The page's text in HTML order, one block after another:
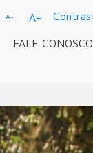
FALE CONOSCO
A- A+